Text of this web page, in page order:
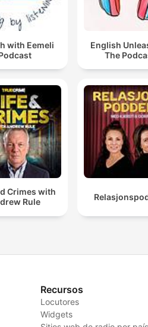
with Eemeli
English
The
Crimes with
Rule
Recursos
Locutores
Widgets